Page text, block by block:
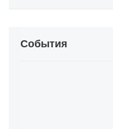
События